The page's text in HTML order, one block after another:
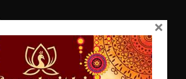
തിരനോട്ടം ‘അരങ്ങ് 2026’ ഉണർന്നു
ശക്തമായ കാറ്റിന് സാധ്യത – ആഗസ്റ്റ്
12 വരെ മഴ തുടരും, തൃശൂർ
ജില്ലയിൽ മഞ്ഞ അലർട്ട്
×